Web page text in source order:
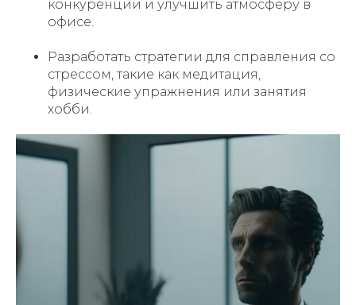
конкуренции и улучшить атмосферу в
офисе.
Разработать стратегии для справления со
стрессом, такие как медитация,
физические упражнения или занятия
хобби.